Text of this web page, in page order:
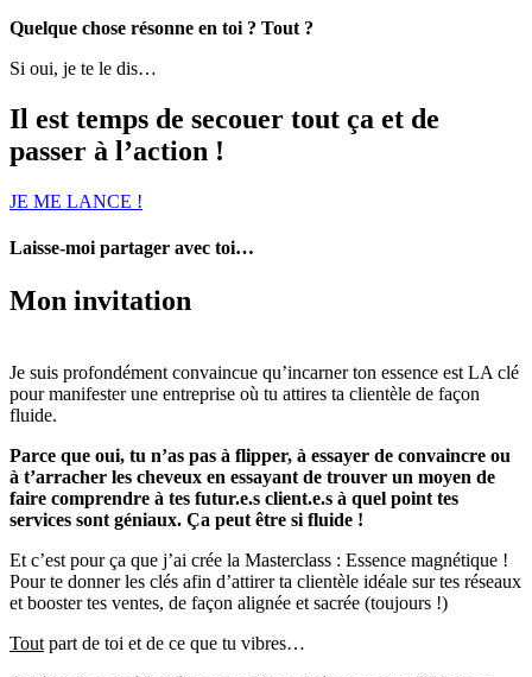
Quelque chose résonne en toi ? Tout ?
Si oui, je te le dis…
Il est temps de secouer tout ça et de
passer à l’action !
JE ME LANCE !
Laisse-moi partager avec toi…
Mon invitation
Je suis profondément convaincue qu’incarner ton essence est LA clé
pour manifester une entreprise où tu attires ta clientèle de façon
fluide.
Parce que oui, tu n’as pas à flipper, à essayer de convaincre ou
à t’arracher les cheveux en essayant de trouver un moyen de
faire comprendre à tes futur.e.s client.e.s à quel point tes
services sont géniaux. Ça peut être si fluide !
Et c’est pour ça que j’ai crée la Masterclass : Essence magnétique !
Pour te donner les clés afin d’attirer ta clientèle idéale sur tes réseaux
et booster tes ventes, de façon alignée et sacrée (toujours !)
Tout part de toi et de ce que tu vibres…